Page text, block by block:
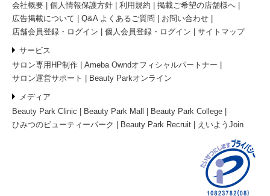
会社概要
個人情報保護方針 利用規約
掲載ご希望の店舗様へ
広告掲載について
Q&A よくあるご質問
お問い合わせ
店舗会員登録・ログイン
個人会員登録・ログイン サイトマップ
サービス
サロン専用HP制作
Ameba Owndオフィシャルパートナー
サロン運営サポート
Beauty Parkオンライン
メディア
Beauty Park Clinic
Beauty Park Mall
Beauty Park College
ひみつのビューティーパーク
Beauty Park Recruit えいようJoin